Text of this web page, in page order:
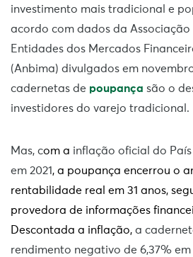
investimento mais tradicional e
acordo com dados da Associação
Entidades dos Mercados
(Anbima) divulgados em
cadernetas de poupança são o
investidores do varejo tradicional.
Mas, com a inflação oficial do
em 2021, a poupança encerrou o
rentabilidade real em 31 anos,
provedora de informações
Descontada a inflação, a
rendimento negativo de 6,37% em